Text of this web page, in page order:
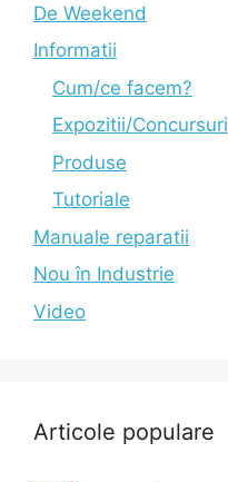
De Weekend
Informatii
Cum/ce facem?
Expozitii/Concursuri
Produse
Tutoriale
Manuale reparatii
Nou în Industrie
Video
Articole populare